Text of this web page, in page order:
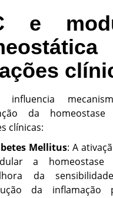
e
da
clínicas:
Mellitus: A
a homeostase
da
da inflamação